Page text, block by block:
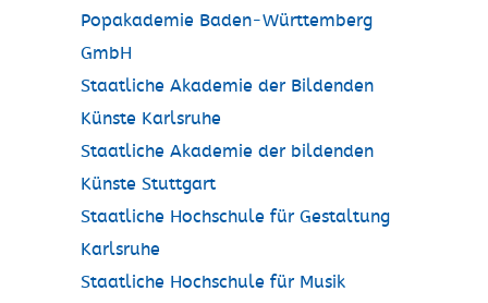
Popakademie Baden-Württemberg
GmbH
Staatliche Akademie der Bildenden
Künste Karlsruhe
Staatliche Akademie der bildenden
Künste Stuttgart
Staatliche Hochschule für Gestaltung
Karlsruhe
Staatliche Hochschule für Musik